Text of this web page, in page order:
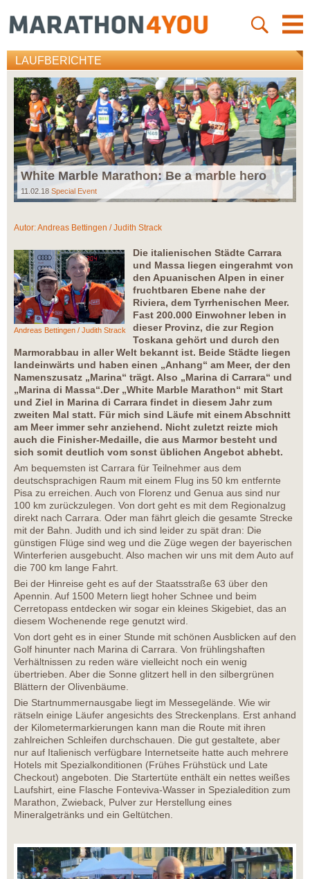
LAUFBERICHTE
White Marble Marathon: Be a marble hero
11.02.18 Special Event
Autor:Andreas Bettingen / Judith Strack
Andreas Bettingen / Judith Strack
Die italienischen Städte Carrara
und Massa liegen eingerahmt von
den Apuanischen Alpen in einer
fruchtbaren Ebene nahe der
Riviera, dem Tyrrhenischen Meer.
Fast 200.000 Einwohner leben in
dieser Provinz, die zur Region
Toskana gehört und durch den
Marmorabbau in aller Welt bekannt ist. Beide Städte liegen
landeinwärts und haben einen „Anhang“ am Meer, der den
Namenszusatz „Marina“ trägt. Also „Marina di Carrara“ und
„Marina di Massa“.Der „White Marble Marathon“ mit Start
und Ziel in Marina di Carrara findet in diesem Jahr zum
zweiten Mal statt. Für mich sind Läufe mit einem Abschnitt
am Meer immer sehr anziehend. Nicht zuletzt reizte mich
auch die Finisher-Medaille, die aus Marmor besteht und
sich somit deutlich vom sonst üblichen Angebot abhebt.
Am bequemsten ist Carrara für Teilnehmer aus dem
deutschsprachigen Raum mit einem Flug ins 50 km entfernte
Pisa zu erreichen. Auch von Florenz und Genua aus sind nur
100 km zurückzulegen. Von dort geht es mit dem Regionalzug
direkt nach Carrara. Oder man fährt gleich die gesamte Strecke
mit der Bahn. Judith und ich sind leider zu spät dran: Die
günstigen Flüge sind weg und die Züge wegen der bayerischen
Winterferien ausgebucht. Also machen wir uns mit dem Auto auf
die 700 km lange Fahrt.
Bei der Hinreise geht es auf der Staatsstraße 63 über den
Apennin. Auf 1500 Metern liegt hoher Schnee und beim
Cerretopass entdecken wir sogar ein kleines Skigebiet, das an
diesem Wochenende rege genutzt wird.
Von dort geht es in einer Stunde mit schönen Ausblicken auf den
Golf hinunter nach Marina di Carrara. Von frühlingshaften
Verhältnissen zu reden wäre vielleicht noch ein wenig
übertrieben. Aber die Sonne glitzert hell in den silbergrünen
Blättern der Olivenbäume.
Die Startnummernausgabe liegt im Messegelände. Wie wir
rätseln einige Läufer angesichts des Streckenplans. Erst anhand
der Kilometermarkierungen kann man die Route mit ihren
zahlreichen Schleifen durchschauen. Die gut gestaltete, aber
nur auf Italienisch verfügbare Internetseite hatte auch mehrere
Hotels mit Spezialkonditionen (Frühes Frühstück und Late
Checkout) angeboten. Die Startertüte enthält ein nettes weißes
Laufshirt, eine Flasche Fonteviva-Wasser in Spezialedition zum
Marathon, Zwieback, Pulver zur Herstellung eines
Mineralgetränks und ein Geltütchen.